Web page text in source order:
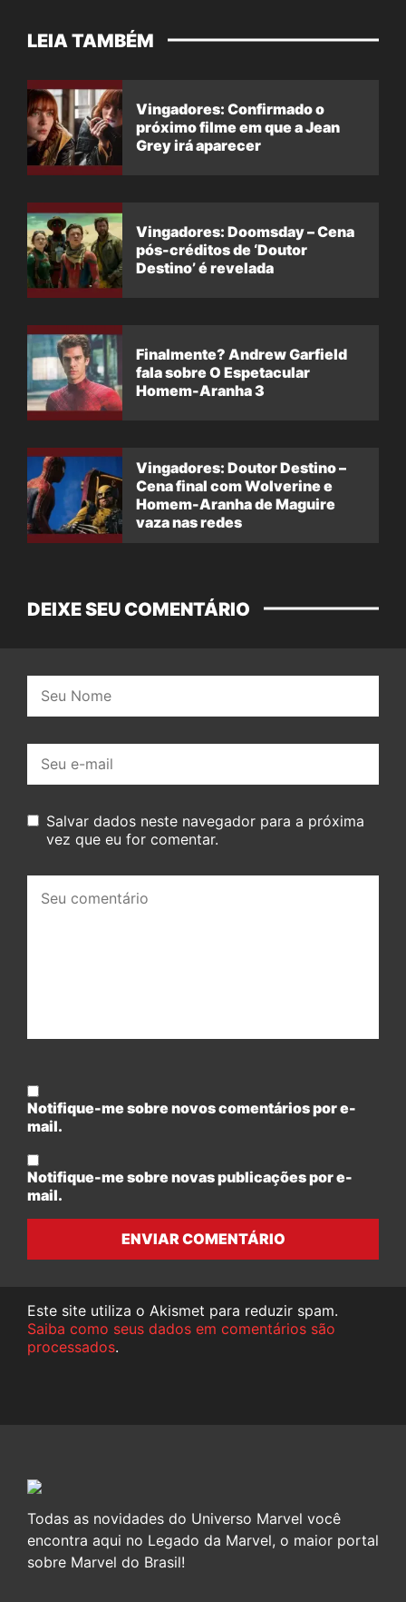
LEIA TAMBÉM
Vingadores: Confirmado o
próximo filme em que a Jean
Grey irá aparecer
Vingadores: Doomsday – Cena
pós-créditos de ‘Doutor
Destino’ é revelada
Finalmente? Andrew Garfield
fala sobre O Espetacular
Homem-Aranha 3
Vingadores: Doutor Destino –
Cena final com Wolverine e
Homem-Aranha de Maguire
vaza nas redes
DEIXE SEU COMENTÁRIO
mail:
Salvar dados neste navegador para a próxima
vez que eu for comentar.
comentário:
Notifique-me sobre novos comentários por e-
mail.
Notifique-me sobre novas publicações por e-
mail.
ENVIAR COMENTÁRIO
Este site utiliza o Akismet para reduzir spam.
Saiba como seus dados em comentários são
processados.
Todas as novidades do Universo Marvel você
encontra aqui no Legado da Marvel, o maior portal
sobre Marvel do Brasil!